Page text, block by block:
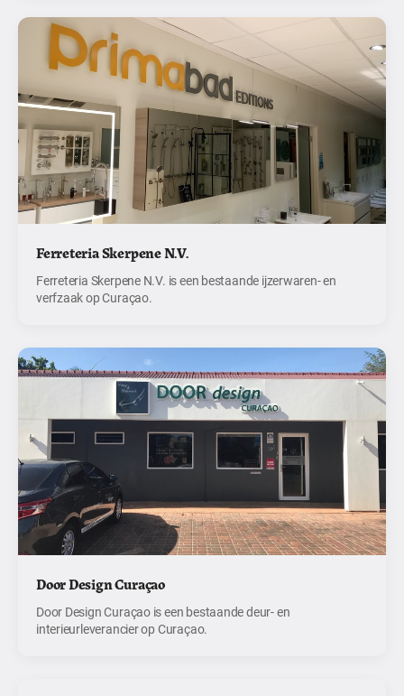
Ferreteria Skerpene N.V.
Ferreteria Skerpene N.V. is een bestaande ijzerwaren- en
verfzaak op Curaçao.
Door Design Curaçao
Door Design Curaçao is een bestaande deur- en
interieurleverancier op Curaçao.